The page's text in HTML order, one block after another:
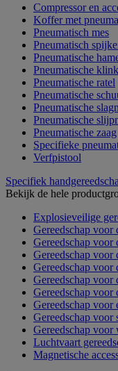
Compressor en
Koffer met
Pneumatisch mes
Pneumatisch
Pneumatische
Pneumatische
Pneumatische ratel
Pneumatische
Pneumatische
Pneumatische
Pneumatische zaag
Specifieke
Verfpistool
Specifiek
Bekijk de hele
Explosieveilige
Gereedschap voor
Gereedschap voor
Gereedschap voor
Gereedschap voor
Gereedschap voor
Gereedschap voor
Gereedschap voor
Gereedschap voor
Gereedschap voor
Luchtvaart
Magnetische